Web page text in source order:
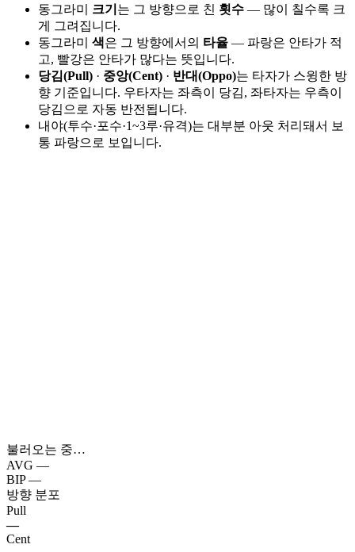
동그라미 크기 는 그 방향으로 친 횟수 — 많이 칠수록 크
게 그려집니다.
동그라미 색은 그 방향에서의 타율 — 파랑은 안타가 적
고, 빨강은 안타가 많다는 뜻입니다.
당김(Pull) · 중앙(Cent) · 반대(Oppo)는 타자가 스윙한 방
향 기준입니다. 우타자는 좌측이 당김, 좌타자는 우측이
당김으로 자동 반전됩니다.
내야(투수·포수·1~3루·유격)는 대부분 아웃 처리돼서 보
통 파랑으로 보입니다.
불러오는 중…
AVG —
BIP —
방향 분포
Pull
—
Cent